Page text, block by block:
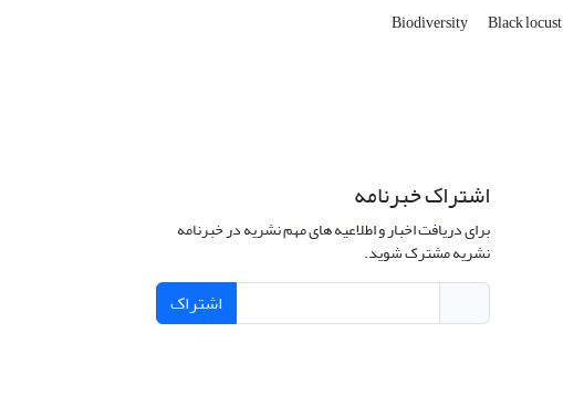
Biodiversity Black locust
اشتراک خبرنامه
برای دریافت اخبار و اطلاعیه های مهم نشریه در خبرنامه
نشریه مشترک شوید.
اشتراک